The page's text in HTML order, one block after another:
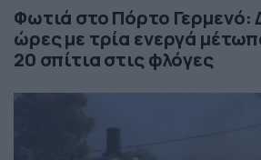
Φωτιά στο Πόρτο Γερμενό:
ώρες με τρία ενεργά
20 σπίτια στις φλόγες